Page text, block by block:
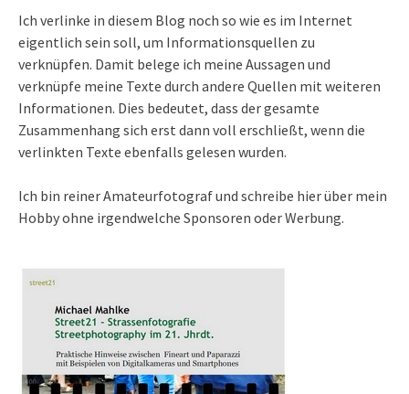
Ich verlinke in diesem Blog noch so wie es im Internet
eigentlich sein soll, um Informationsquellen zu
verknüpfen. Damit belege ich meine Aussagen und
verknüpfe meine Texte durch andere Quellen mit weiteren
Informationen. Dies bedeutet, dass der gesamte
Zusammenhang sich erst dann voll erschließt, wenn die
verlinkten Texte ebenfalls gelesen wurden.
Ich bin reiner Amateurfotograf und schreibe hier über mein
Hobby ohne irgendwelche Sponsoren oder Werbung.